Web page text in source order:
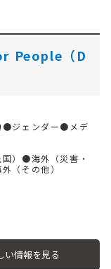
People（D
ジェンダー●メデ
）●海外（災害・
（その他）
い情報を見る